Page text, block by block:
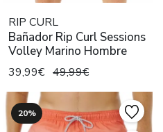
RIP CURL
Bañador Rip Curl Sessions
Volley Marino Hombre
39,99€ 49,99€
20%